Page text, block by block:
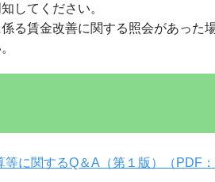
してください。
る賃金改善に関する照会があった
に関するQ＆A（第１版）（PDF：